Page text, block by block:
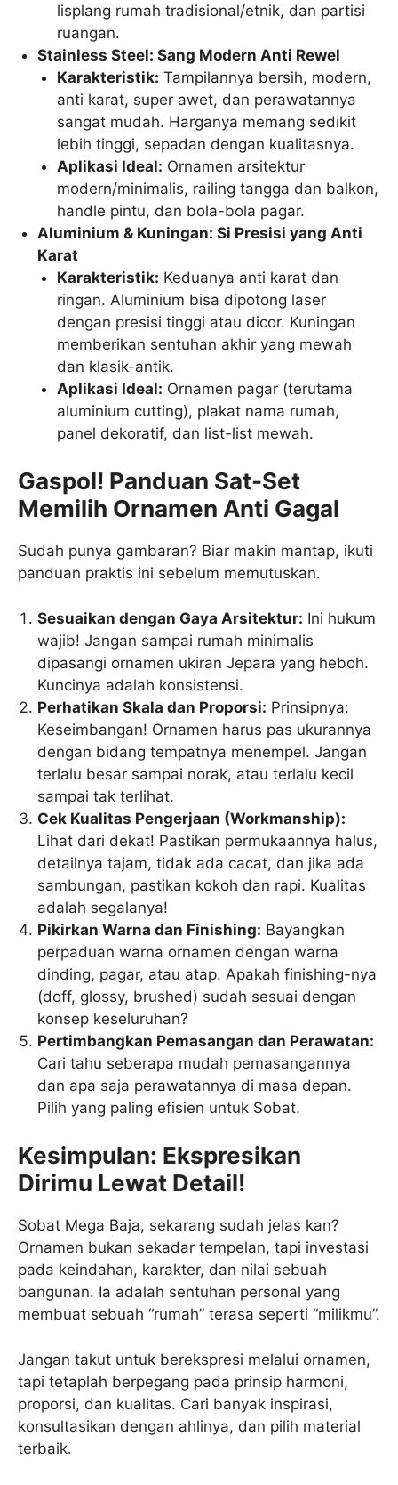
lisplang rumah tradisional/etnik, dan partisi
ruangan.
Stainless Steel: Sang Modern Anti Rewel
Karakteristik: Tampilannya bersih, modern,
anti karat, super awet, dan perawatannya
sangat mudah. Harganya memang sedikit
lebih tinggi, sepadan dengan kualitasnya.
Aplikasi Ideal: Ornamen arsitektur
modern/minimalis, railing tangga dan balkon,
handle pintu, dan bola-bola pagar.
Aluminium & Kuningan: Si Presisi yang Anti
Karat
Karakteristik: Keduanya anti karat dan
ringan. Aluminium bisa dipotong laser
dengan presisi tinggi atau dicor. Kuningan
memberikan sentuhan akhir yang mewah
dan klasik-antik.
Aplikasi Ideal: Ornamen pagar (terutama
aluminium cutting), plakat nama rumah,
panel dekoratif, dan list-list mewah.
Gaspol! Panduan Sat-Set
Memilih Ornamen Anti Gagal
Sudah punya gambaran? Biar makin mantap, ikuti
panduan praktis ini sebelum memutuskan.
Sesuaikan dengan Gaya Arsitektur: Ini hukum
wajib! Jangan sampai rumah minimalis
dipasangi ornamen ukiran Jepara yang heboh.
Kuncinya adalah konsistensi.
Perhatikan Skala dan Proporsi: Prinsipnya:
Keseimbangan! Ornamen harus pas ukurannya
dengan bidang tempatnya menempel. Jangan
terlalu besar sampai norak, atau terlalu kecil
sampai tak terlihat.
Cek Kualitas Pengerjaan (Workmanship):
Lihat dari dekat! Pastikan permukaannya halus,
detailnya tajam, tidak ada cacat, dan jika ada
sambungan, pastikan kokoh dan rapi. Kualitas
adalah segalanya!
Pikirkan Warna dan Finishing: Bayangkan
perpaduan warna ornamen dengan warna
dinding, pagar, atau atap. Apakah finishing-nya
(doff, glossy, brushed) sudah sesuai dengan
konsep keseluruhan?
Pertimbangkan Pemasangan dan Perawatan:
Cari tahu seberapa mudah pemasangannya
dan apa saja perawatannya di masa depan.
Pilih yang paling efisien untuk Sobat.
Kesimpulan: Ekspresikan
Dirimu Lewat Detail!
Sobat Mega Baja, sekarang sudah jelas kan?
Ornamen bukan sekadar tempelan, tapi investasi
pada keindahan, karakter, dan nilai sebuah
bangunan. Ia adalah sentuhan personal yang
membuat sebuah “rumah” terasa seperti “milikmu”.
Jangan takut untuk berekspresi melalui ornamen,
tapi tetaplah berpegang pada prinsip harmoni,
proporsi, dan kualitas. Cari banyak inspirasi,
konsultasikan dengan ahlinya, dan pilih material
terbaik.